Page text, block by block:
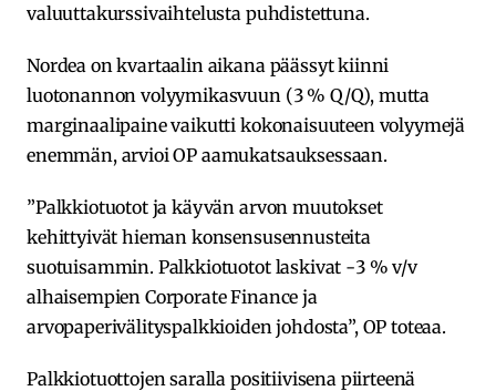
valuuttakurssivaihtelusta puhdistettuna.
Nordea on kvartaalin aikana päässyt kiinni
luotonannon volyymikasvuun (3 % Q/Q), mutta
marginaalipaine vaikutti kokonaisuuteen volyymejä
enemmän, arvioi OP aamukatsauksessaan.
”Palkkiotuotot ja käyvän arvon muutokset
kehittyivät hieman konsensusennusteita
suotuisammin. Palkkiotuotot laskivat -3 % v/v
alhaisempien Corporate Finance ja
arvopaperivälityspalkkioiden johdosta”, OP toteaa.
Palkkiotuottojen saralla positiivisena piirteenä